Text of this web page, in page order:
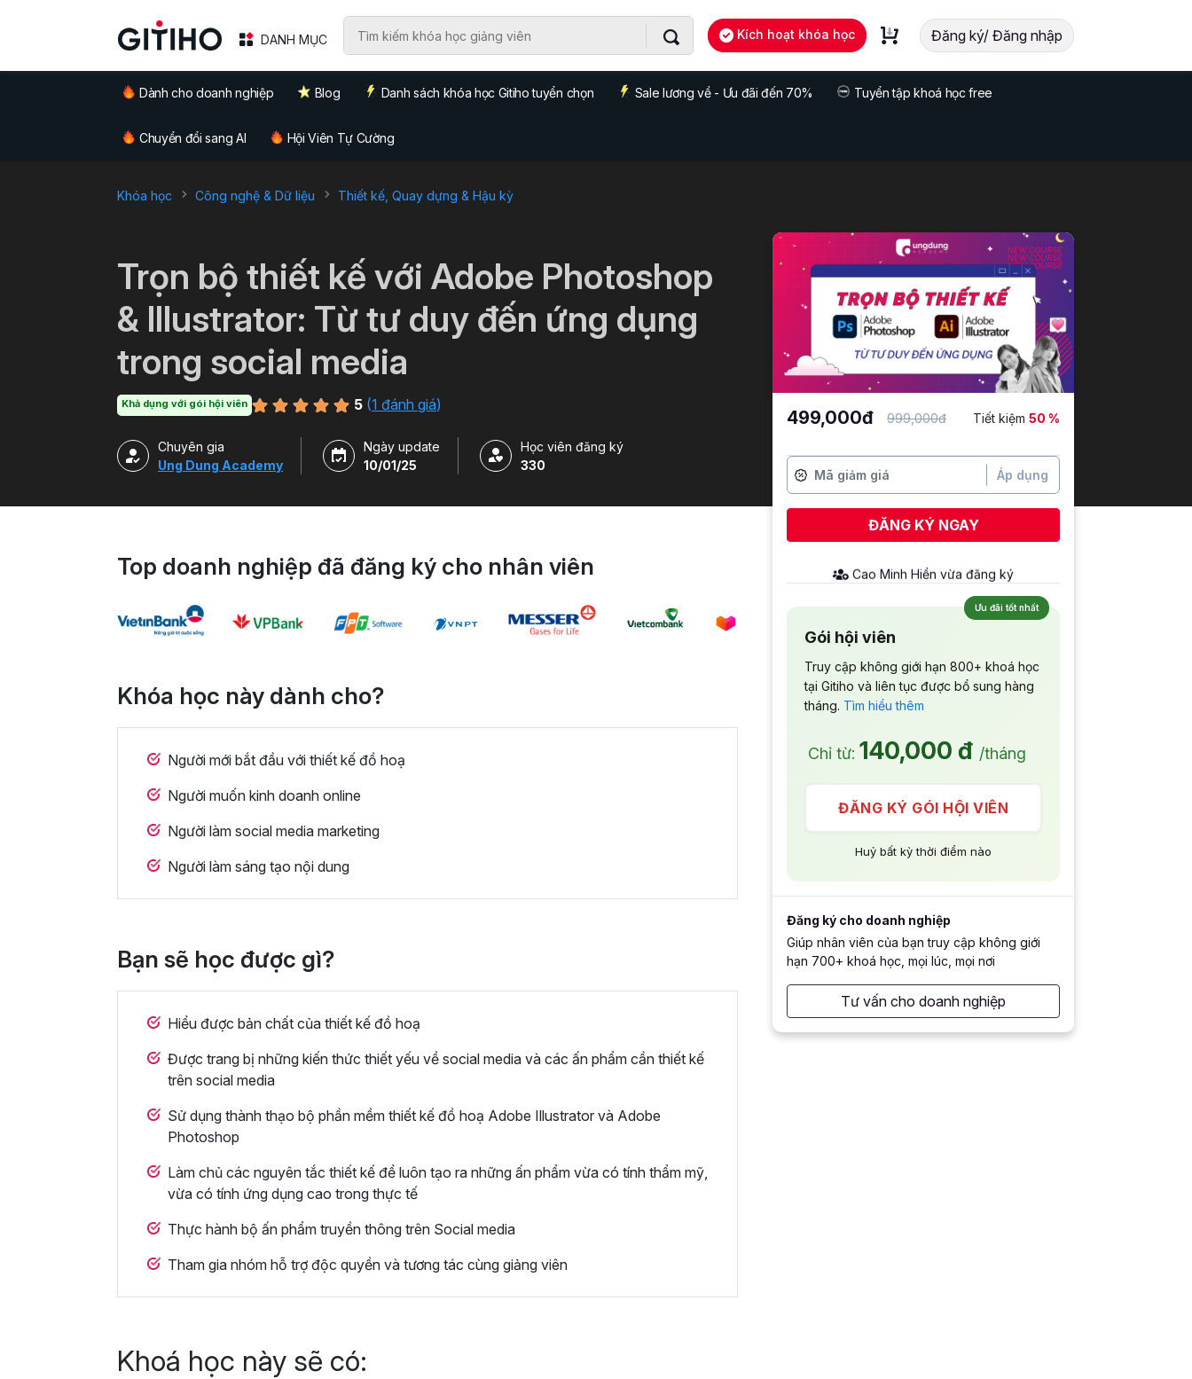
DANH MỤC Kích hoạt khóa học Đăng ký/ Đăng nhập
Dành cho doanh nghiệp Blog Danh sách khóa học Gitiho tuyển chọn Sale lương về - Ưu đãi đến 70% Tuyển tập khoá học free
Chuyển đổi sang AI Hội Viên Tự Cường
Khóa học Công nghệ & Dữ liệu Thiết kế, Quay dựng & Hậu kỳ
Trọn bộ thiết kế với Adobe Photoshop
& Illustrator: Từ tư duy đến ứng dụng
trong social media
Khả dụng với gói hội viên 5 (1 đánh giá)
Chuyên gia
Ung Dung Academy
Ngày update
10/01/25
Học viên đăng ký
330
Top doanh nghiệp đã đăng ký cho nhân viên
Khóa học này dành cho?
Người mới bắt đầu với thiết kế đồ hoạ
Người muốn kinh doanh online
Người làm social media marketing
Người làm sáng tạo nội dung
Bạn sẽ học được gì?
Hiểu được bản chất của thiết kế đồ hoạ
Được trang bị những kiến thức thiết yếu về social media và các ấn phẩm cần thiết kế
trên social media
Sử dụng thành thạo bộ phần mềm thiết kế đồ hoạ Adobe Illustrator và Adobe
Photoshop
Làm chủ các nguyên tắc thiết kế để luôn tạo ra những ấn phẩm vừa có tính thẩm mỹ,
vừa có tính ứng dụng cao trong thực tế
Thực hành bộ ấn phẩm truyền thông trên Social media
Tham gia nhóm hỗ trợ độc quyền và tương tác cùng giảng viên
Khoá học này sẽ có:
499,000đ 999,000đ Tiết kiệm 50 %
Áp dụng
ĐĂNG KÝ NGAY
Cao Minh Hiền
Ưu đãi tốt nhất
Gói hội viên
Truy cập không giới hạn 800+ khoá học
tại Gitiho và liên tục được bổ sung hàng
tháng. Tìm hiểu thêm
Chỉ từ: 140,000 đ /tháng
ĐĂNG KÝ GÓI HỘI VIÊN
Huỷ bất kỳ thời điểm nào
Đăng ký cho doanh nghiệp
Giúp nhân viên của bạn truy cập không giới
hạn 700+ khoá học, mọi lúc, mọi nơi
Tư vấn cho doanh nghiệp